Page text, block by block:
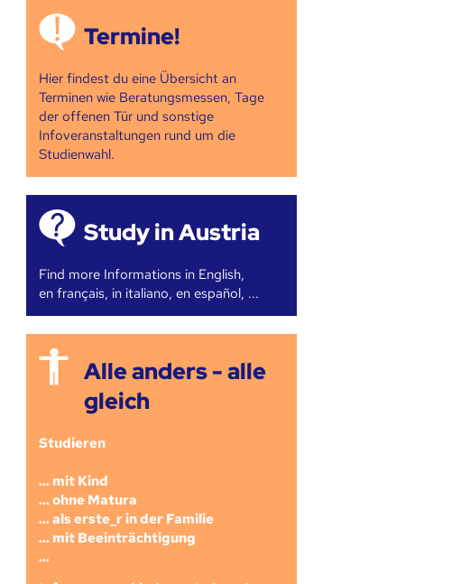
Termine!
Hier findest du eine Übersicht an
Terminen wie Beratungsmessen, Tage
der offenen Tür und sonstige
Infoveranstaltungen rund um die
Studienwahl.
Study in Austria
Find more Informations in English,
en français, in italiano, en español, ...
Alle anders - alle
gleich
Studieren
... mit Kind
... ohne Matura
... als erste_r in der Familie
... mit Beeinträchtigung
...